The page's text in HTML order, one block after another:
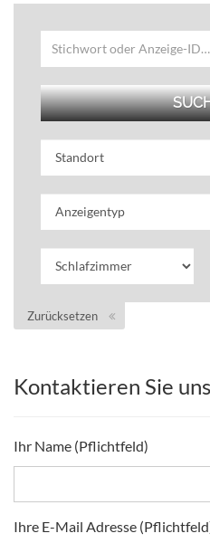
Zurücksetzen
Kontaktieren Sie uns
Ihr Name (Pflichtfeld)
Ihre E-Mail Adresse